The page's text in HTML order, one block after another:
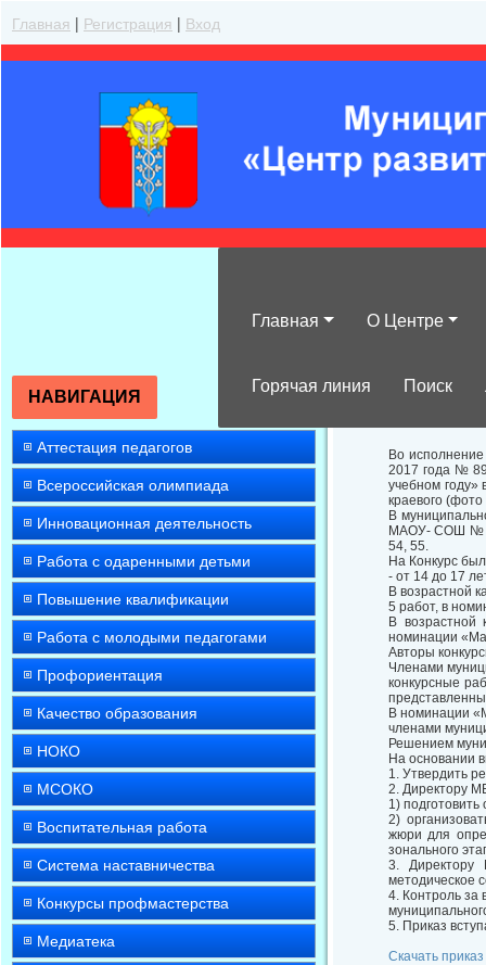
Главная | Регистрация | Вход
Главная О Центре
Горячая линия Поиск
НАВИГАЦИЯ
Аттестация педагогов
Всероссийская олимпиада
Инновационная деятельность
Работа с одаренными детьми
Повышение квалификации
Работа с молодыми педагогами
Профориентация
Качество образования
НОКО
МСОКО
Воспитательная работа
Система наставничества
Конкурсы профмастерства
Медиатека
2017-2018
Во
2017 года №
учебном году»
краевого
В
МАОУ- СОШ №
54, 55.
На Конкурс
- от 14 до 17
В возрастной
5 работ, в
В
номинации
Авторы
Членами
конкурсные
В номинации
членами
Решением
На основании
1. Утвердить
2. Директору
1)
2)
жюри для
зонального
3. Директору
методическое
4. Контроль за
5. Приказ
Скачать